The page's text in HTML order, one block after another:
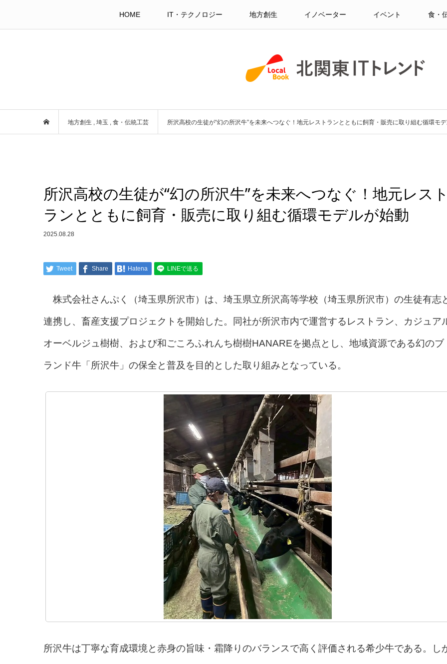
HOME IT・テクノロジー 地方創生 イノベーター イベント 食・
地方創生 , 埼玉 , 食・伝統工芸 所沢高校の生徒が“幻の所沢牛”を未来へつなぐ！地元レストランとともに飼育・販売に取り組む循環モ
所沢高校の生徒が“幻の所沢牛”を未来へつなぐ！地元レスト
ランとともに飼育・販売に取り組む循環モデルが始動
2025.08.28
Tweet Share Hatena LINEで送る
株式会社さんぷく（埼玉県所沢市）は、埼玉県立所沢高等学校（埼玉県所沢市）の生徒有志
連携し、畜産支援プロジェクトを開始した。同社が所沢市内で運営するレストラン、カジュア
オーベルジュ樹樹、および和ごころふれんち樹樹HANAREを拠点とし、地域資源である幻のブ
ランド牛「所沢牛」の保全と普及を目的とした取り組みとなっている。
所沢牛は丁寧な育成環境と赤身の旨味・霜降りのバランスで高く評価される希少牛である。し